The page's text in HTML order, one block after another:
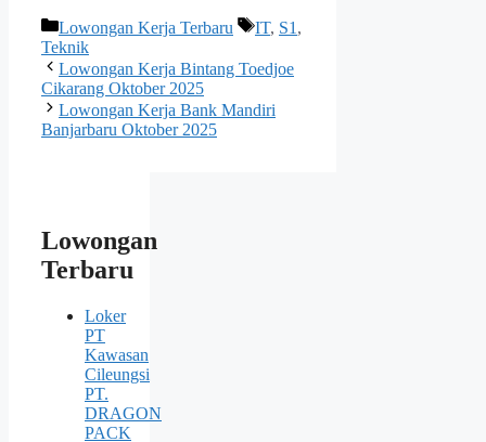
Kategori
Lowongan Kerja Terbaru Tag
IT, S1 ,
Teknik
Lowongan Kerja Bintang Toedjoe
Cikarang Oktober 2025
Lowongan Kerja Bank Mandiri
Banjarbaru Oktober 2025
Lowongan
Terbaru
Loker
PT
Kawasan
Cileungsi
PT.
DRAGON
PACK